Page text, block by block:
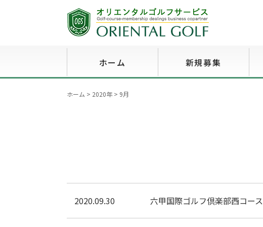
ホーム 新規募集
ホーム > 2020年> 9月
2020.09.30 六甲国際ゴルフ倶楽部西コース